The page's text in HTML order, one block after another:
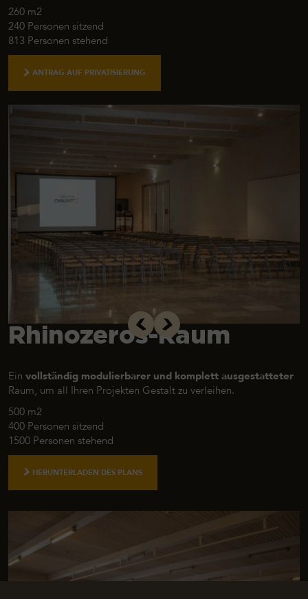
260 m2
240 Personen sitzend
813 Personen stehend
ANTRAG AUF PRIVATISIERUNG
Rhinozeros-Raum
Ein vollständig modulierbarer und komplett ausgestatteter
Raum, um all Ihren Projekten Gestalt zu verleihen.
500 m2
400 Personen sitzend
1500 Personen stehend
HERUNTERLADEN DES PLANS